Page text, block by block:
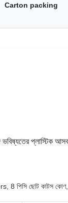
Carton packing
ভবিষ্যতের প্লাস্টিক
8 পিসি ছোট কাটস